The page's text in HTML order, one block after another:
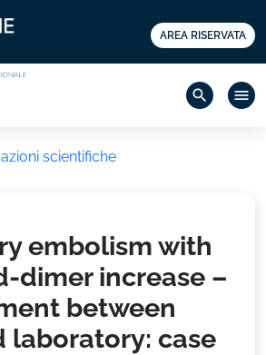
AREA RISERVATA
search menu
scientifiche
embolism with
dimer increase –
between
laboratory: case